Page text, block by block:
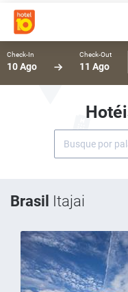
Check-In
10 Ago
Check-Out
11 Ago
Brasil Itajai